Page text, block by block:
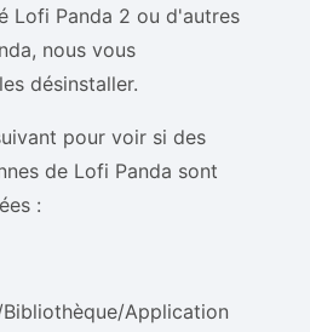
Lofi Panda 2 ou d'autres
nous vous
désinstaller.
pour voir si des
de Lofi Panda sont
:
Bibliothèque/Application